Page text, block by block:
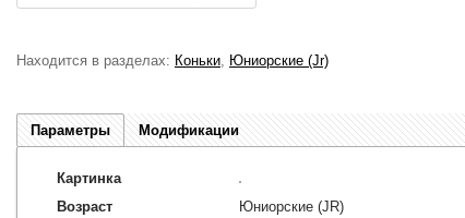
Находится в разделах: Коньки, Юниорские (Jr)
Параметры Модификации
Картинка
Возраст
Юниорские (JR)